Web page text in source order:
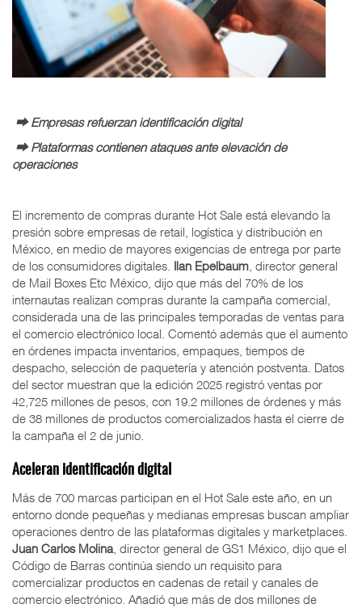
⮕ Empresas refuerzan identificación digital
⮕ Plataformas contienen ataques ante elevación de
operaciones
El incremento de compras durante Hot Sale está elevando la
presión sobre empresas de retail, logística y distribución en
México, en medio de mayores exigencias de entrega por parte
de los consumidores digitales. Ilan Epelbaum , director general
de Mail Boxes Etc México, dijo que más del 70% de los
internautas realizan compras durante la campaña comercial,
considerada una de las principales temporadas de ventas para
el comercio electrónico local. Comentó además que el aumento
en órdenes impacta inventarios, empaques, tiempos de
despacho, selección de paquetería y atención postventa. Datos
del sector muestran que la edición 2025 registró ventas por
42,725 millones de pesos, con 19.2 millones de órdenes y más
de 38 millones de productos comercializados hasta el cierre de
la campaña el 2 de junio.
Aceleran identificación digital
Más de 700 marcas participan en el Hot Sale este año, en un
entorno donde pequeñas y medianas empresas buscan ampliar
operaciones dentro de las plataformas digitales y marketplaces.
Juan Carlos Molina, director general de GS1 México, dijo que el
Código de Barras continúa siendo un requisito para
comercializar productos en cadenas de retail y canales de
comercio electrónico. Añadió que más de dos millones de